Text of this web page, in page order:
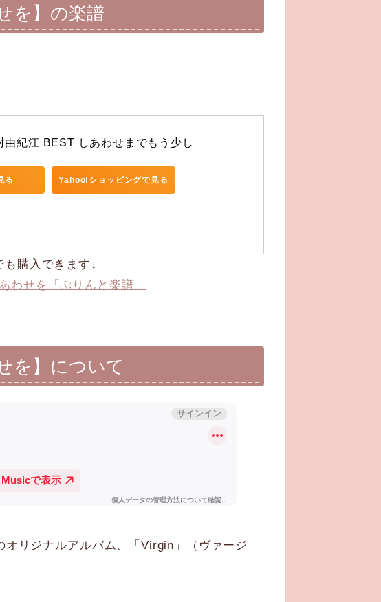
を】の楽譜
由紀江 BEST しあわせまでもう少し
る Yahoo!ショッピングで見る
も購入できます↓
わせを「ぷりんと楽譜」
を】について
リジナルアルバム、「Virgin」（ヴァージ